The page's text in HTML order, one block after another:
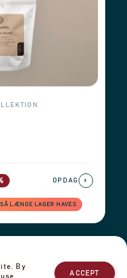
LÆNGE LAGER HAVES
OPDAG ›
team Kontakt os
By
ACCEPT